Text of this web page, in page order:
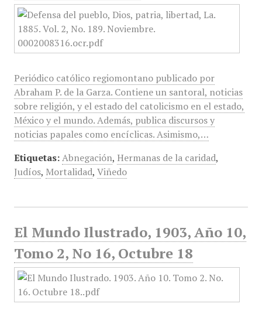
Periódico católico regiomontano publicado por
Abraham P. de la Garza. Contiene un santoral, noticias
sobre religión, y el estado del catolicismo en el estado,
México y el mundo. Además, publica discursos y
noticias papales como encíclicas. Asimismo,…
Etiquetas: Abnegación, Hermanas de la caridad,
Judíos, Mortalidad, Viñedo
El Mundo Ilustrado, 1903, Año 10,
Tomo 2, No 16, Octubre 18